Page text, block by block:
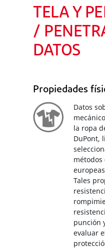
TELA Y
/
DATOS
Propiedades
Datos
la ropa
DuPont,
métodos
Tales
punción
evaluar